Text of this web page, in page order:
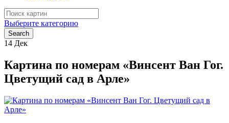
Search
for:
Выберите категорию
Search
14 Дек
Картина по номерам «Винсент Ван Гог.
Цветущий сад в Арле»